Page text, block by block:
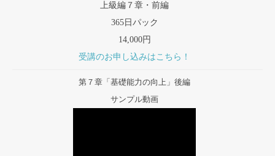
上級編７章・前編
365日パック
14,000円
受講のお申し込みはこちら！
第７章「基礎能力の向上」後編
サンプル動画